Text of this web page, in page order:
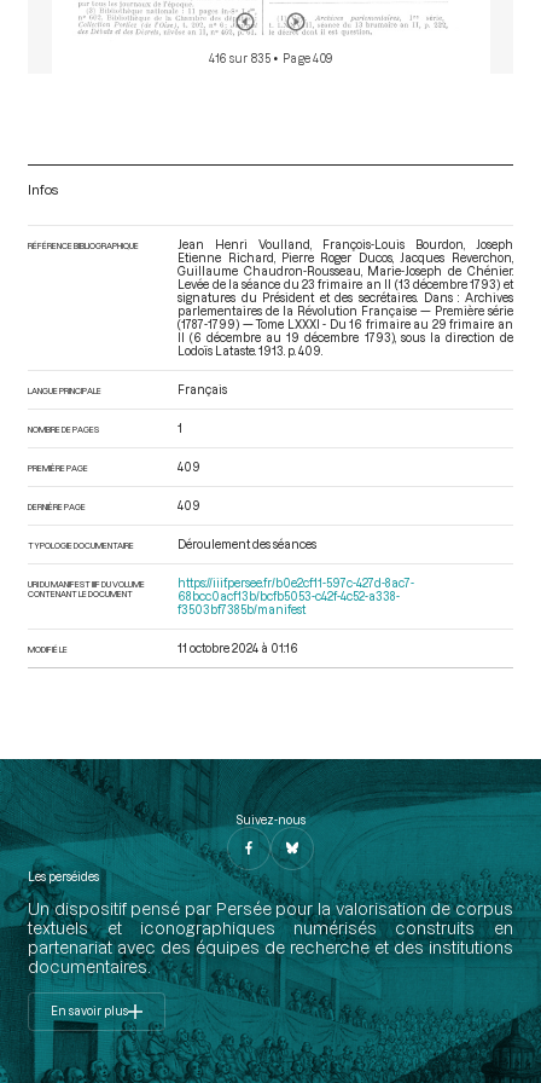
416 sur 835 • Page 409
Infos
RÉFÉRENCE BIBLIOGRAPHIQUE
Jean Henri Voulland, François-Louis Bourdon, Joseph
Etienne Richard, Pierre Roger Ducos, Jacques Reverchon,
Guillaume Chaudron-Rousseau, Marie-Joseph de Chénier.
Levée de la séance du 23 frimaire an II (13 décembre 1793) et
signatures du Président et des secrétaires. Dans : Archives
parlementaires de la Révolution Française — Première série
(1787-1799) — Tome LXXXI - Du 16 frimaire au 29 frimaire an
II (6 décembre au 19 décembre 1793), sous la direction de
Lodoïs Lataste. 1913. p. 409.
LANGUE PRINCIPALE Français
NOMBRE DE PAGES 1
PREMIÈRE PAGE 409
DERNIÈRE PAGE 409
TYPOLOGIE DOCUMENTAIRE Déroulement des séances
URI DU MANIFEST IIIF DU VOLUME
CONTENANT LE DOCUMENT
https://iiif.persee.fr/b0e2cf11-597c-427d-8ac7-
68bcc0acf13b/bcfb5053-c42f-4c52-a338-
f3503bf7385b/manifest
MODIFIÉ LE 11 octobre 2024 à 01:16
Suivez-nous
Les perséides
Un dispositif pensé par Persée pour la valorisation de corpus
textuels et iconographiques numérisés construits en
partenariat avec des équipes de recherche et des institutions
documentaires.
En savoir plus